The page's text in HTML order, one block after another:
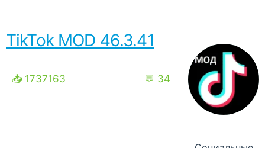
TikTok MOD 46.3.41
📥 1737163 💬 34